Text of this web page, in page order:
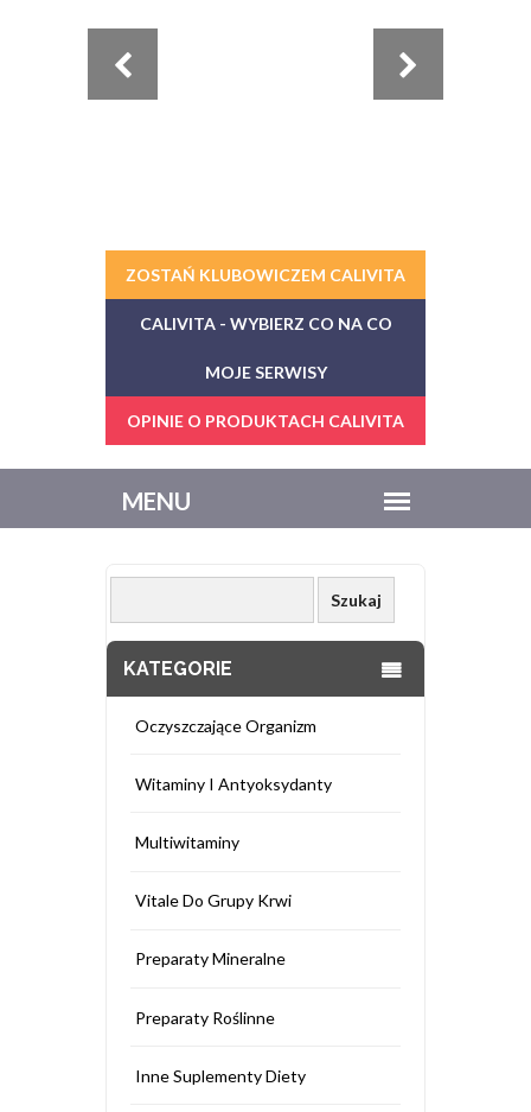
ZOSTAŃ KLUBOWICZEM CALIVITA
CALIVITA - WYBIERZ CO NA CO
MOJE SERWISY
OPINIE O PRODUKTACH CALIVITA
KATEGORIE
Oczyszczające Organizm
Witaminy I Antyoksydanty
Multiwitaminy
Vitale Do Grupy Krwi
Preparaty Mineralne
Preparaty Roślinne
Inne Suplementy Diety